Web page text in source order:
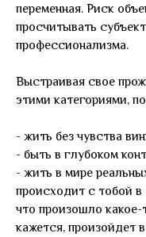
переменная. Риск
просчитывать
профессионализма.
Выстраивая свое
этими категориями,
- жить без чувства
- быть в глубоком
- жить в мире
происходит с тобой в
что произошло какое-
кажется, произойдет